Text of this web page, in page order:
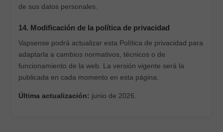
de sus datos personales.
14. Modificación de la política de privacidad
Vapsense podrá actualizar esta Política de privacidad para
adaptarla a cambios normativos, técnicos o de
funcionamiento de la web. La versión vigente será la
publicada en cada momento en esta página.
Última actualización: junio de 2026.